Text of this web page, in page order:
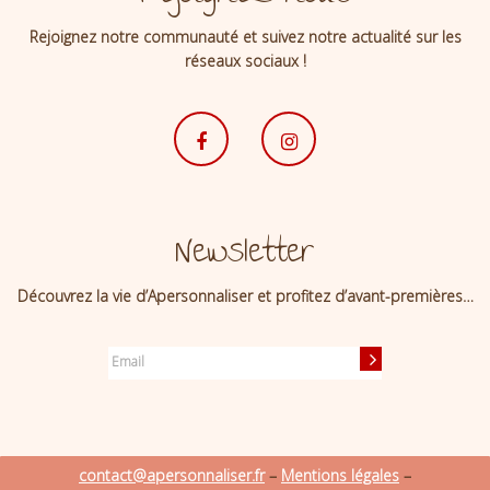
Rejoignez notre communauté et suivez notre actualité sur les
réseaux sociaux !
Newsletter
Découvrez la vie d’Apersonnaliser et profitez d’avant-premières…
contact@apersonnaliser.fr– Mentions légales –